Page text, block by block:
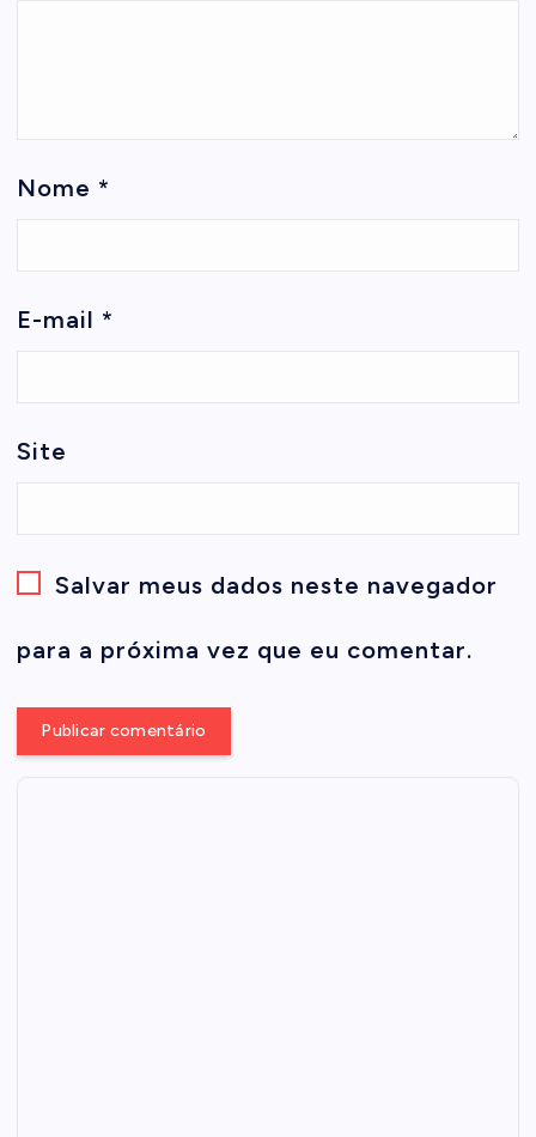
Nome *
E-mail *
Site
Salvar meus dados neste navegador
para a próxima vez que eu comentar.